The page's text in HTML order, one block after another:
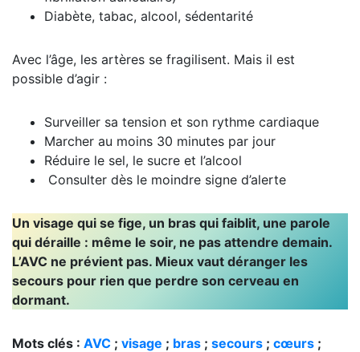
Diabète, tabac, alcool, sédentarité
Avec l’âge, les artères se fragilisent. Mais il est
possible d’agir :
Surveiller sa tension et son rythme cardiaque
Marcher au moins 30 minutes par jour
Réduire le sel, le sucre et l’alcool
Consulter dès le moindre signe d’alerte
Un visage qui se fige, un bras qui faiblit, une parole
qui déraille : même le soir, ne pas attendre demain.
L’AVC ne prévient pas. Mieux vaut déranger les
secours pour rien que perdre son cerveau en
dormant.
Mots clés : AVC ; visage ; bras ; secours ; cœurs ;